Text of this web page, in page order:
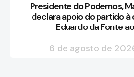
Presidente do Podemos,
declara apoio do partido à
Eduardo da Fonte
6 de agosto de